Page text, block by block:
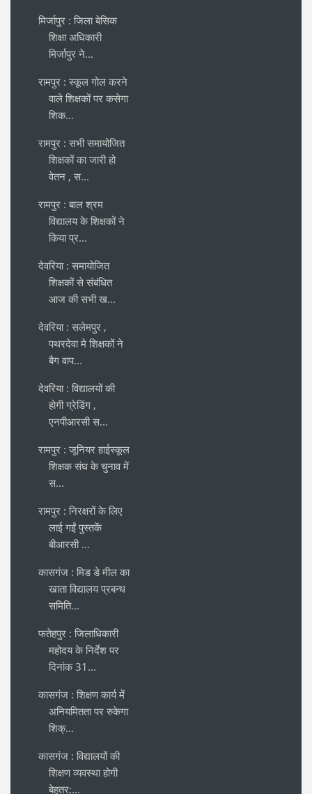
मिर्जापुर : जिला बेसिक
शिक्षा अधिकारी
मिर्जापुर ने...
रामपुर : स्कूल गोल करने
वाले शिक्षकों पर कसेगा
शिक...
रामपुर : सभी समायोजित
शिक्षकों का जारी हो
वेतन , स...
रामपुर : बाल श्रम
विद्यालय के शिक्षकों ने
किया प्र...
देवरिया : समायोजित
शिक्षकों से संबंधित
आज की सभी ख...
देवरिया : सलेमपुर ,
पथरदेवा मे शिक्षकों ने
बैग वाप...
देवरिया : विद्यालयों की
होगी ग्रेडिंग ,
एनपीआरसी स...
रामपुर : जूनियर हाईस्कूल
शिक्षक संघ के चुनाव में
स...
रामपुर : निरक्षरों के लिए
लाई गईं पुस्तकें
बीआरसी ...
कासगंज : मिड डे मील का
खाता विद्यालय प्रबन्ध
समिति...
फतेहपुर : जिलाधिकारी
महोदय के निर्देश पर
दिनांक 31...
कासगंज : शिक्षण कार्य में
अनियमितता पर रुकेगा
शिक्...
कासगंज : विद्यालयों की
शिक्षण व्यवस्था होगी
बेहतर;...